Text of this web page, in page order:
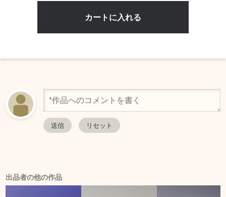
出品者の他の作品